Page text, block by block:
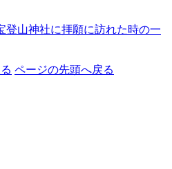
登山神社に拝願に訪れた時の一
ページの先頭へ戻る